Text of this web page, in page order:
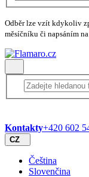
Odběr lze vzít kdykoliv
měsíčníku či napsáním
Kontakty+420 602
CZ
Čeština
Slovenčina